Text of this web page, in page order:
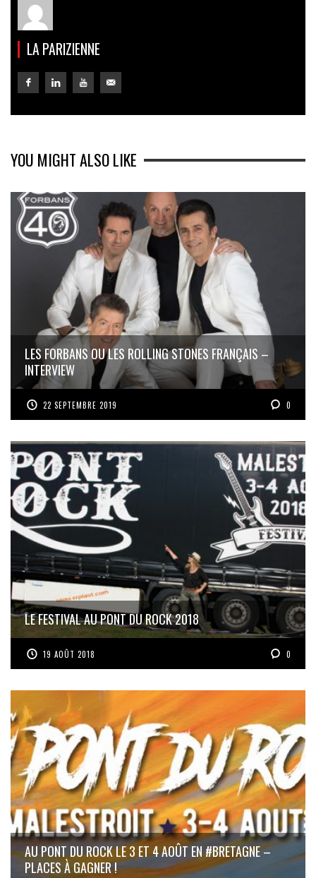
LA PARIZIENNE
YOU MIGHT ALSO LIKE
LES FORBANS OU LES ROLLING STONES FRANÇAIS –
INTERVIEW
22 SEPTEMBRE 2019 0
LE FESTIVAL AU PONT DU ROCK 2018
19 AOÛT 2018 0
AU PONT DU ROCK LE 3 ET 4 AOÛT EN #BRETAGNE –
PLACES À GAGNER !